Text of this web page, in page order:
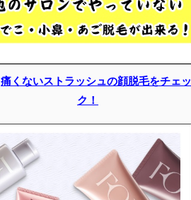
痛くないストラッシュの顔脱毛をチェッ
ク！